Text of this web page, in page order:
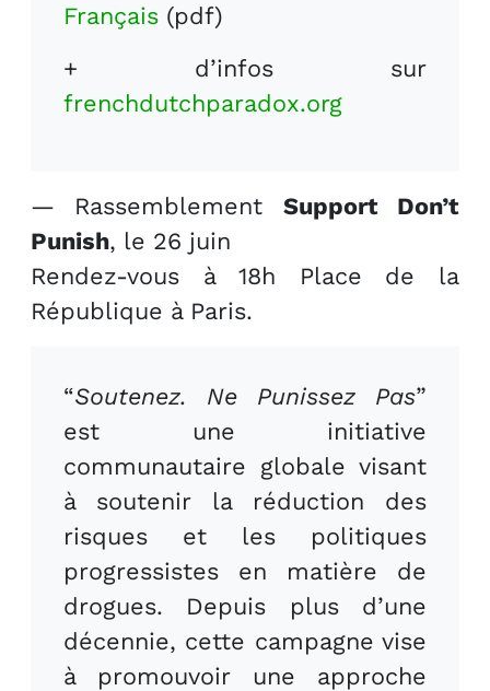
Français (pdf)
+ d’infos sur
frenchdutchparadox.org
— Rassemblement Support Don’t
Punish, le 26 juin
Rendez-vous à 18h Place de la
République à Paris.
“Soutenez. Ne Punissez Pas”
est une initiative
communautaire globale visant
à soutenir la réduction des
risques et les politiques
progressistes en matière de
drogues. Depuis plus d’une
décennie, cette campagne vise
à promouvoir une approche